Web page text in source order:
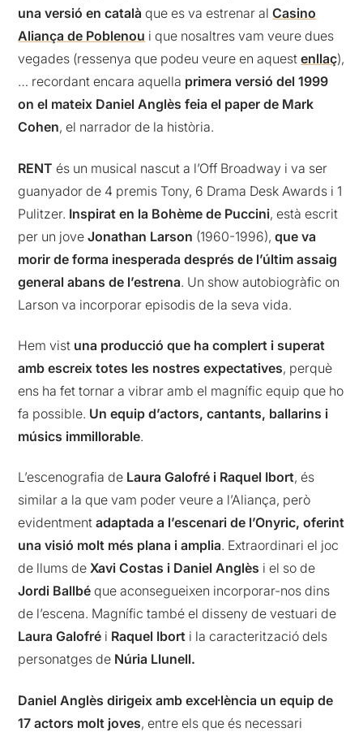
una versió en català que es va estrenar alCasino
Aliança de Poblenou i que nosaltres vam veure dues
vegades (ressenya que podeu veure en aquestenllaç),
… recordant encara aquella primera versió del 1999
on el mateix Daniel Anglès feia el paper de Mark
Cohen, el narrador de la història.
RENT és un musical nascut a l’Off Broadway i va ser
guanyador de 4 premis Tony, 6 Drama Desk Awards i 1
Pulitzer. Inspirat en la Bohème de Puccini, està escrit
per un joveJonathan Larson (1960-1996),que va
morir de forma inesperada després de l’últim assaig
general abans de l’estrena. Un show autobiogràfic on
Larson va incorporar episodis de la seva vida.
Hem vist una producció que ha complert i superat
amb escreix totes les nostres expectatives, perquè
ens ha fet tornar a vibrar amb el magnífic equip que ho
fa possible. Un equip d’actors, cantants, ballarins i
músics immillorable.
L’escenografia de Laura Galofré i Raquel Ibort, és
similar a la que vam poder veure a l’Aliança, però
evidentmentadaptada a l’escenari de l’Onyric, oferint
una visió molt més plana i amplia. Extraordinari el joc
de llums deXavi Costas i Daniel Anglès i el so de
Jordi Ballbé que aconsegueixen incorporar-nos dins
de l’escena. Magnífic també el disseny de vestuari de
Laura Galofré i Raquel Ibort i la caracterització dels
personatges de Núria Llunell.
Daniel Anglès dirigeix amb excel·lència un equip de
17 actors molt joves, entre els que és necessari